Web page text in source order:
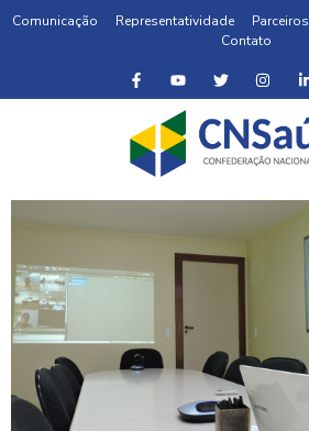
Comunicação Representatividade Parceiros
Contato